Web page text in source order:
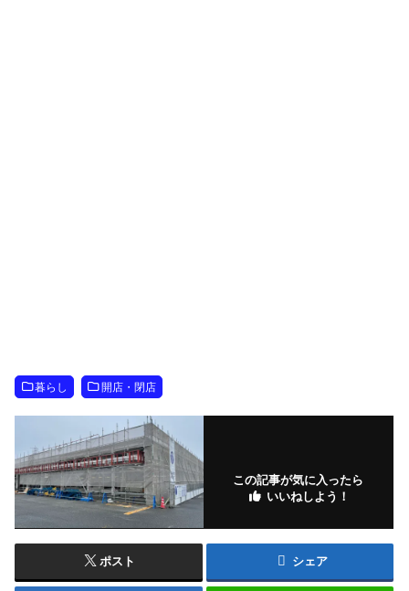
暮らし 開店・閉店
この記事が気に入ったら
いいねしよう！
ポスト シェア